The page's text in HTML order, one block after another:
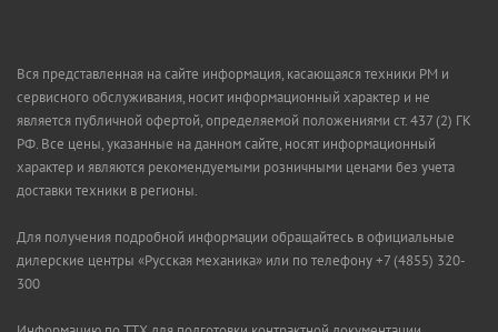
Вся представленная на сайте информация, касающаяся техники РМ и
сервисного обслуживания, носит информационный характер и не
является публичной офертой, определяемой положениями ст. 437 (2) ГК
РФ. Все цены, указанные на данном сайте, носят информационный
характер и являются рекомендуемыми розничными ценами без учета
доставки техники в регионы.
Для получения подробной информации обращайтесь в официальные
дилерские центры «Русская механика» или по телефону +7 (4855) 320-
300